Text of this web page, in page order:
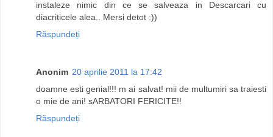
instaleze nimic din ce se salveaza in Descarcari cu
diacriticele alea.. Mersi detot :))
Răspundeți
Anonim 20 aprilie 2011 la 17:42
doamne esti genial!!! m ai salvat! mii de multumiri sa traiesti
o mie de ani! sARBATORI FERICITE!!
Răspundeți